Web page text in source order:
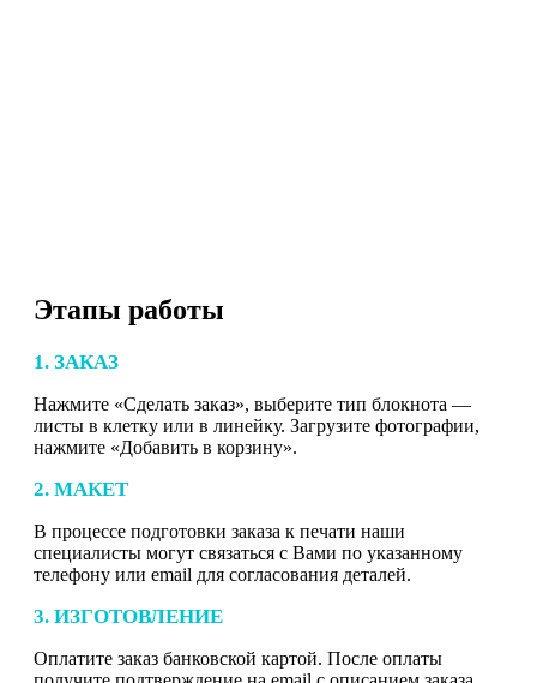
Этапы работы
1. ЗАКАЗ
Нажмите «Сделать заказ», выберите тип блокнота —
листы в клетку или в линейку. Загрузите фотографии,
нажмите «Добавить в корзину».
2. МАКЕТ
В процессе подготовки заказа к печати наши
специалисты могут связаться с Вами по указанному
телефону или email для согласования деталей.
3. ИЗГОТОВЛЕНИЕ
Оплатите заказ банковской картой. После оплаты